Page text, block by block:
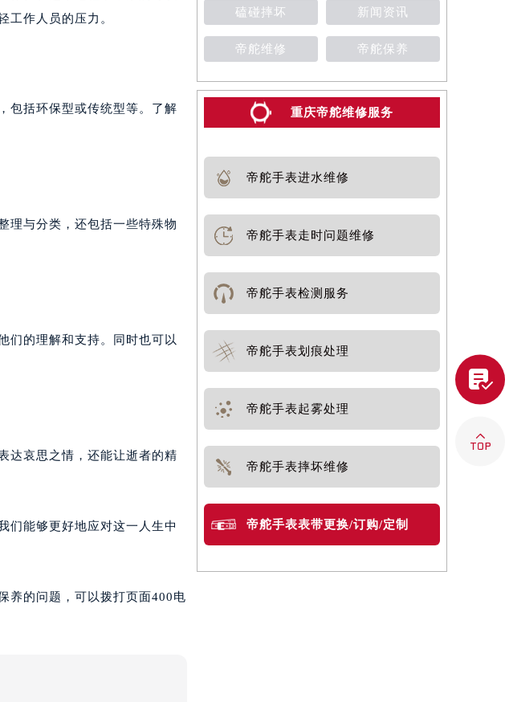
工作人员的压力。
包括环保型或传统型等。了解
理与分类，还包括一些特殊物
们的理解和支持。同时也可以
达哀思之情，还能让逝者的精
们能够更好地应对这一人生中
养的问题，可以拨打页面400电
磕碰摔坏 新闻资讯
帝舵维修 帝舵保养
重庆帝舵维修服务
帝舵手表进水维修
帝舵手表走时问题维修
帝舵手表检测服务
帝舵手表划痕处理
帝舵手表起雾处理
帝舵手表摔坏维修
帝舵手表表带更换/订购/定制

